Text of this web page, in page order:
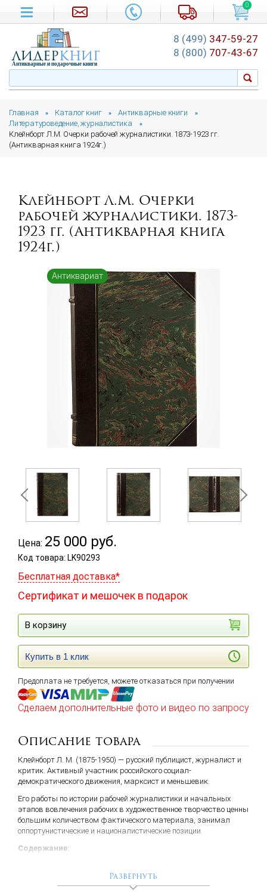
Главная » Каталог книг » Антикварные книги »
Литературоведение, журналистика »
Клейнборт Л.М. Очерки рабочей журналистики. 1873-1923 гг.
(Антикварная книга 1924г.)
Клейнборт Л.М. Очерки
рабочей журналистики. 1873-
1923 гг. (Антикварная книга
1924г.)
Антиквариат
Цена: 25 000 руб.
Код товара: LK90293
Бесплатная доставка*
Сертификат и мешочек в подарок
В корзину
Купить в 1 клик
Предоплата не требуется, можете отказаться при получении
Сделаем дополнительные фото и видео по запросу
Описание товара
Клейнборт Л. М. (1875-1950) — русский публицист, журналист и
критик. Активный участник российского социал-
демократического движения, марксист и меньшевик.
Его работы по истории рабочей журналистики и начальных
этапов вовлечения рабочих в художественное творчество ценны
большим количеством фактического материала, занимал
оппортунистические и националистические позиции.
Содержание:
На заре рабочего движения (1897-1898).
Рукописные журналы (1904-1910).
Развернуть
0
лидеркниг
Антикварные и подарочные книги
8 (499) 347-59-27
8 (800) 707-43-67